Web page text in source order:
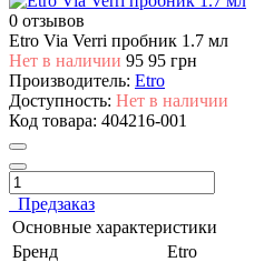
0 отзывов
Etro Via Verri пробник 1.7 мл
Нет в наличии 95 95 грн
Производитель: Etro
Доступность: Нет в наличии
Код товара: 404216-001
Предзаказ
Основные характеристики
Бренд
Etro